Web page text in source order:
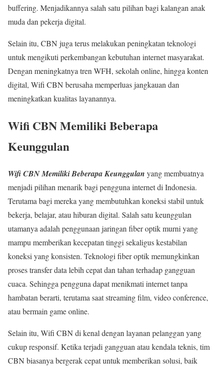
buffering. Menjadikannya salah satu pilihan bagi kalangan anak
muda dan pekerja digital.
Selain itu, CBN juga terus melakukan peningkatan teknologi
untuk mengikuti perkembangan kebutuhan internet masyarakat.
Dengan meningkatnya tren WFH, sekolah online, hingga konten
digital, Wifi CBN berusaha memperluas jangkauan dan
meningkatkan kualitas layanannya.
Wifi CBN Memiliki Beberapa
Keunggulan
Wifi CBN Memiliki Beberapa Keunggulan yang membuatnya
menjadi pilihan menarik bagi pengguna internet di Indonesia.
Terutama bagi mereka yang membutuhkan koneksi stabil untuk
bekerja, belajar, atau hiburan digital. Salah satu keunggulan
utamanya adalah penggunaan jaringan fiber optik murni yang
mampu memberikan kecepatan tinggi sekaligus kestabilan
koneksi yang konsisten. Teknologi fiber optik memungkinkan
proses transfer data lebih cepat dan tahan terhadap gangguan
cuaca. Sehingga pengguna dapat menikmati internet tanpa
hambatan berarti, terutama saat streaming film, video conference,
atau bermain game online.
Selain itu, Wifi CBN di kenal dengan layanan pelanggan yang
cukup responsif. Ketika terjadi gangguan atau kendala teknis, tim
CBN biasanya bergerak cepat untuk memberikan solusi, baik